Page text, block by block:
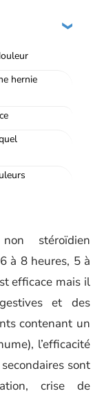
hernie
non stéroïdien
à 8 heures, 5 à
efficace mais il
et des
contenant un
l’efficacité
sont
crise de